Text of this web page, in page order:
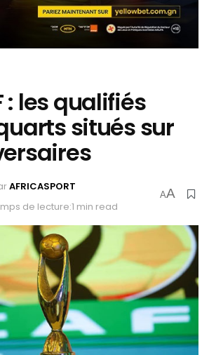
: les qualifiés
situés sur
AFRICASPORT
de lecture:1 min read
AA